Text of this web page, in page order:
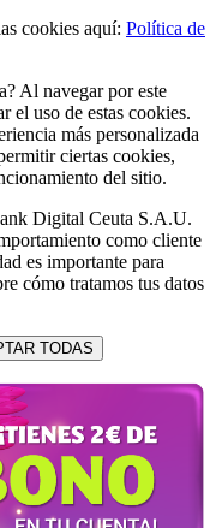
cookies aquí: Política de
Al navegar por este
el uso de estas cookies.
más personalizada
ciertas cookies,
del sitio.
Digital Ceuta S.A.U.
como cliente
es importante para
cómo tratamos tus datos
TODAS